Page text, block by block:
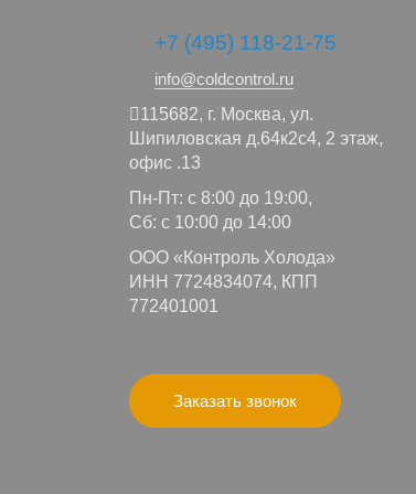
+7 (495) 118-21-75
info@coldcontrol.ru
115682, г. Москва, ул.
Шипиловская д.64к2с4, 2 этаж,
офис .13
Пн-Пт: с 8:00 до 19:00,
Сб: с 10:00 до 14:00
ООО «Контроль Холода»
ИНН 7724834074, КПП
772401001
Заказать звонок